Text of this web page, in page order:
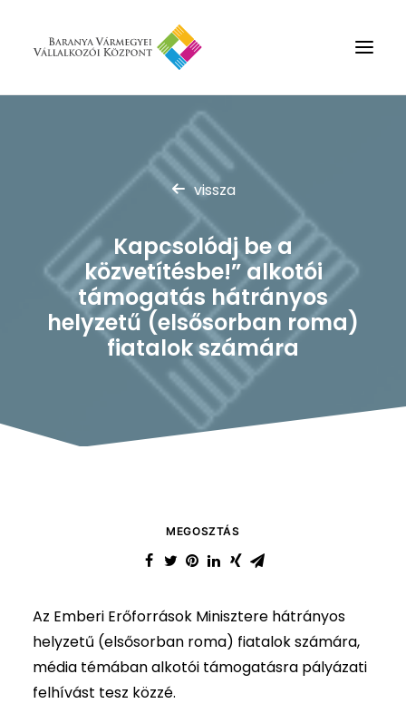
Rólunk
Szolgáltatások
Hírek
Partnerek
Kapcsolat
Keresés
vissza
Kapcsolódj be a
közvetítésbe!” alkotói
támogatás hátrányos
helyzetű (elsősorban roma)
fiatalok számára
MEGOSZTÁS
Az Emberi Erőforrások Minisztere hátrányos
helyzetű (elsősorban roma) fiatalok számára,
média témában alkotói támogatásra pályázati
felhívást tesz közzé.